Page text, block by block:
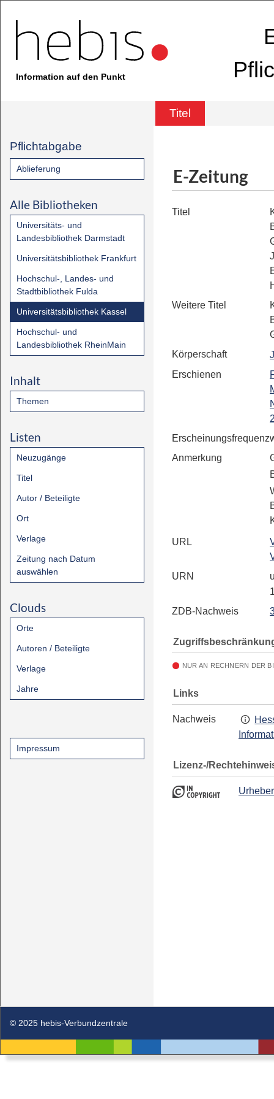
Information auf den Punkt
Titel
Pflichtabgabe
Ablieferung
Alle Bibliotheken
Universitäts- und
Landesbibliothek Darmstadt
Universitätsbibliothek Frankfurt
Hochschul-, Landes- und
Stadtbibliothek Fulda
Universitätsbibliothek Kassel
Hochschul- und
Landesbibliothek RheinMain
Inhalt
Themen
Listen
Neuzugänge
Titel
Autor / Beteiligte
Ort
Verlage
Zeitung nach Datum
auswählen
Clouds
Orte
Autoren / Beteiligte
Verlage
Jahre
Impressum
E-Zeitung
Titel
Weitere Titel
Körperschaft
Erschienen
Erscheinungsfrequenz
Anmerkung
URL
URN
ZDB-Nachweis
NUR AN RECHNERN DER
Links
Nachweis
Lizenz-/
© 2025 hebis-Verbundzentrale